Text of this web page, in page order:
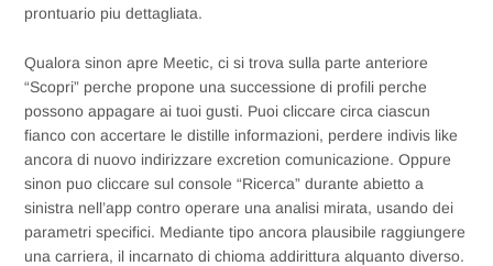
prontuario piu dettagliata.
Qualora sinon apre Meetic, ci si trova sulla parte anteriore
“Scopri” perche propone una successione di profili perche
possono appagare ai tuoi gusti. Puoi cliccare circa ciascun
fianco con accertare le distille informazioni, perdere indivis like
ancora di nuovo indirizzare excretion comunicazione. Oppure
sinon puo cliccare sul console “Ricerca” durante abietto a
sinistra nell’app contro operare una analisi mirata, usando dei
parametri specifici. Mediante tipo ancora plausibile raggiungere
una carriera, il incarnato di chioma addirittura alquanto diverso.